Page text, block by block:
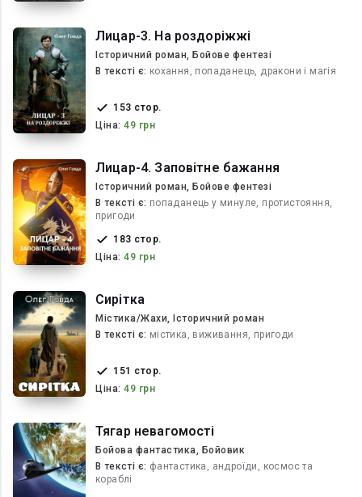
Лицар-3. На роздоріжжі
Історичний роман, Бойове фентезі
В текcті є: кохання, попаданець, дракони і магія
153 стор.
Ціна: 49 грн
Лицар-4. Заповітне бажання
Історичний роман, Бойове фентезі
В текcті є: попаданець у минуле, протистояння,
пригоди
183 стор.
Ціна: 49 грн
Сирітка
Містика/Жахи, Історичний роман
В текcті є: містика, виживання, пригоди
151 стор.
Ціна: 49 грн
Тягар невагомості
Бойова фантастика, Бойовик
В текcті є: фантастика, андроїди, космос та
кораблі